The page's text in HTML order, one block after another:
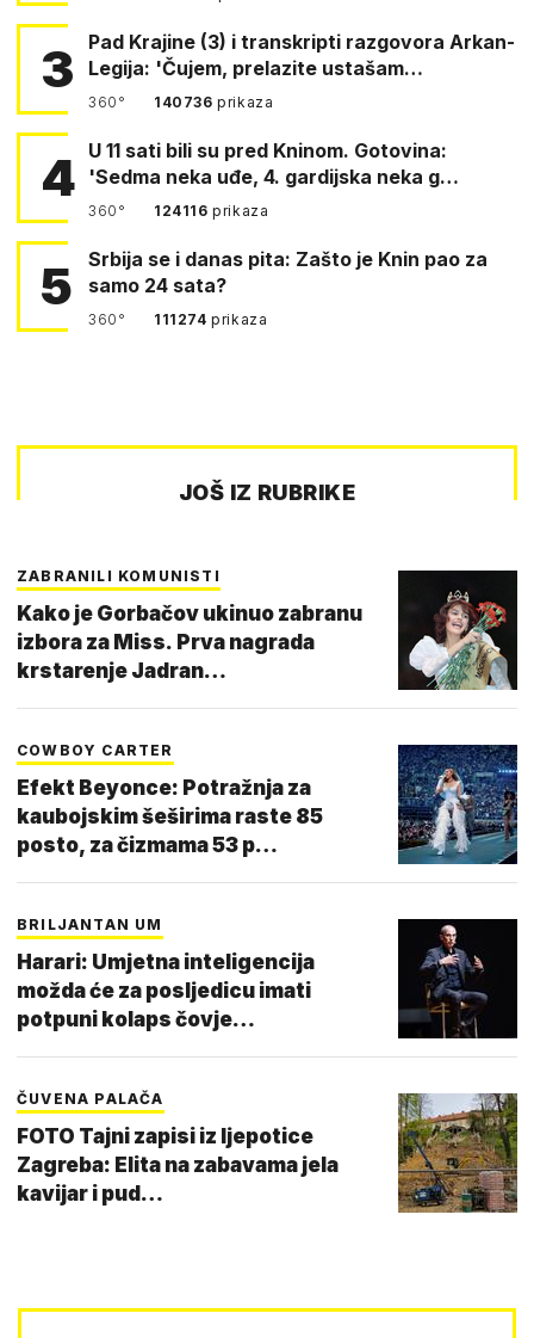
3
Pad Krajine (3) i transkripti razgovora Arkan-
Legija: 'Čujem, prelazite ustašam…
360° 140736prikaza
4 U 11 sati bili su pred Kninom. Gotovina:
'Sedma neka uđe, 4. gardijska neka g…
360° 124116prikaza
5
Srbija se i danas pita: Zašto je Knin pao za
samo 24 sata?
360° 111274prikaza
JOŠ IZ RUBRIKE
ZABRANILI KOMUNISTI
Kako je Gorbačov ukinuo zabranu
izbora za Miss. Prva nagrada
krstarenje Jadran…
COWBOY CARTER
Efekt Beyonce: Potražnja za
kaubojskim šeširima raste 85
posto, za čizmama 53 p…
BRILJANTAN UM
Harari: Umjetna inteligencija
možda će za posljedicu imati
potpuni kolaps čovje…
ČUVENA PALAČA
FOTO Tajni zapisi iz ljepotice
Zagreba: Elita na zabavama jela
kavijar i pud…